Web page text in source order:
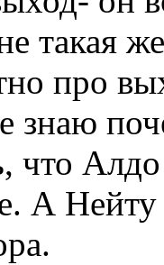
такая
про
знаю
что
А Нейту